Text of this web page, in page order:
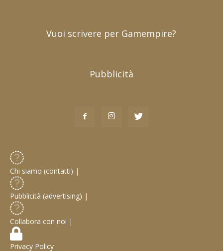
Vuoi scrivere per Gamempire?
Pubblicità
Chi siamo (contatti) |
Pubblicità (advertising) |
Collabora con noi |
Privacy Policy